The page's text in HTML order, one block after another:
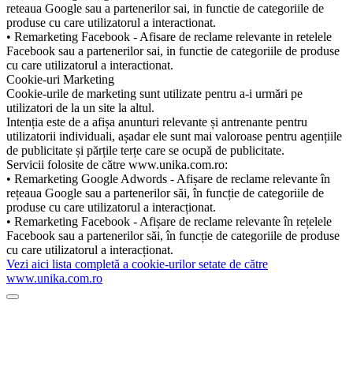
reteaua Google sau a partenerilor sai, in functie de categoriile de
produse cu care utilizatorul a interactionat.
• Remarketing Facebook - Afisare de reclame relevante in retelele
Facebook sau a partenerilor sai, in functie de categoriile de produse
cu care utilizatorul a interactionat.
Cookie-uri Marketing
Cookie-urile de marketing sunt utilizate pentru a-i urmări pe
utilizatori de la un site la altul.
Intenția este de a afișa anunturi relevante și antrenante pentru
utilizatorii individuali, așadar ele sunt mai valoroase pentru agențiile
de publicitate și părțile terțe care se ocupă de publicitate.
Servicii folosite de către www.unika.com.ro:
• Remarketing Google Adwords - Afișare de reclame relevante în
rețeaua Google sau a partenerilor săi, în funcție de categoriile de
produse cu care utilizatorul a interacționat.
• Remarketing Facebook - Afișare de reclame relevante în rețelele
Facebook sau a partenerilor săi, în funcție de categoriile de produse
cu care utilizatorul a interacționat.
Vezi aici lista completă a cookie-urilor setate de către
www.unika.com.ro